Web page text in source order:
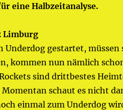
eine Halbzeitanalyse.
Limburg
Underdog gestartet,
kommen nun nämlich
sind drittbestes
schaut es nicht
einmal zum Underdog